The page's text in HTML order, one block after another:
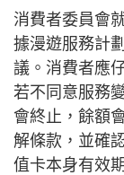
消費者委員會
據漫遊服務計
議。消費者應
若不同意服務
會終止，餘額
解條款，並確
值卡本身有效